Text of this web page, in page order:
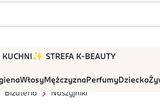
KUCHNI ✨ STREFA K-BEAUTY
WłosyMężczyznaPerfumyDziecko
Biżuteria
Naszyjniki